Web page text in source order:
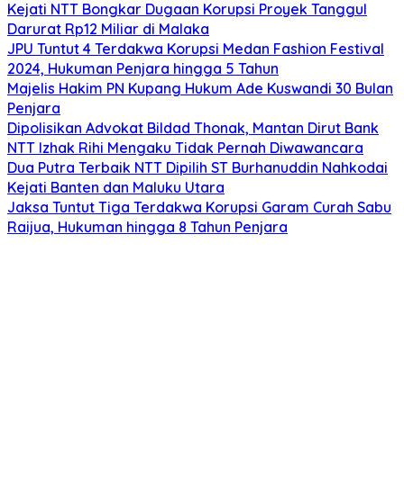
Kejati NTT Bongkar Dugaan Korupsi Proyek Tanggul
Darurat Rp12 Miliar di Malaka
JPU Tuntut 4 Terdakwa Korupsi Medan Fashion Festival
2024, Hukuman Penjara hingga 5 Tahun
Majelis Hakim PN Kupang Hukum Ade Kuswandi 30 Bulan
Penjara
Dipolisikan Advokat Bildad Thonak, Mantan Dirut Bank
NTT Izhak Rihi Mengaku Tidak Pernah Diwawancara
Dua Putra Terbaik NTT Dipilih ST Burhanuddin Nahkodai
Kejati Banten dan Maluku Utara
Jaksa Tuntut Tiga Terdakwa Korupsi Garam Curah Sabu
Raijua, Hukuman hingga 8 Tahun Penjara